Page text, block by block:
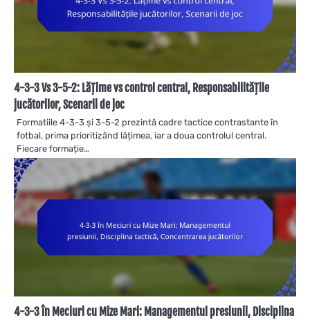
4-3-3 Vs 3-5-2: Lățime vs control central, Responsabilitățile
jucătorilor, Scenarii de joc
Formatiile 4-3-3 și 3-5-2 prezintă cadre tactice contrastante în
fotbal, prima prioritizând lățimea, iar a doua controlul central.
Fiecare formație…
4-3-3 în Meciuri cu Mize Mari: Managementul presiunii, Disciplina